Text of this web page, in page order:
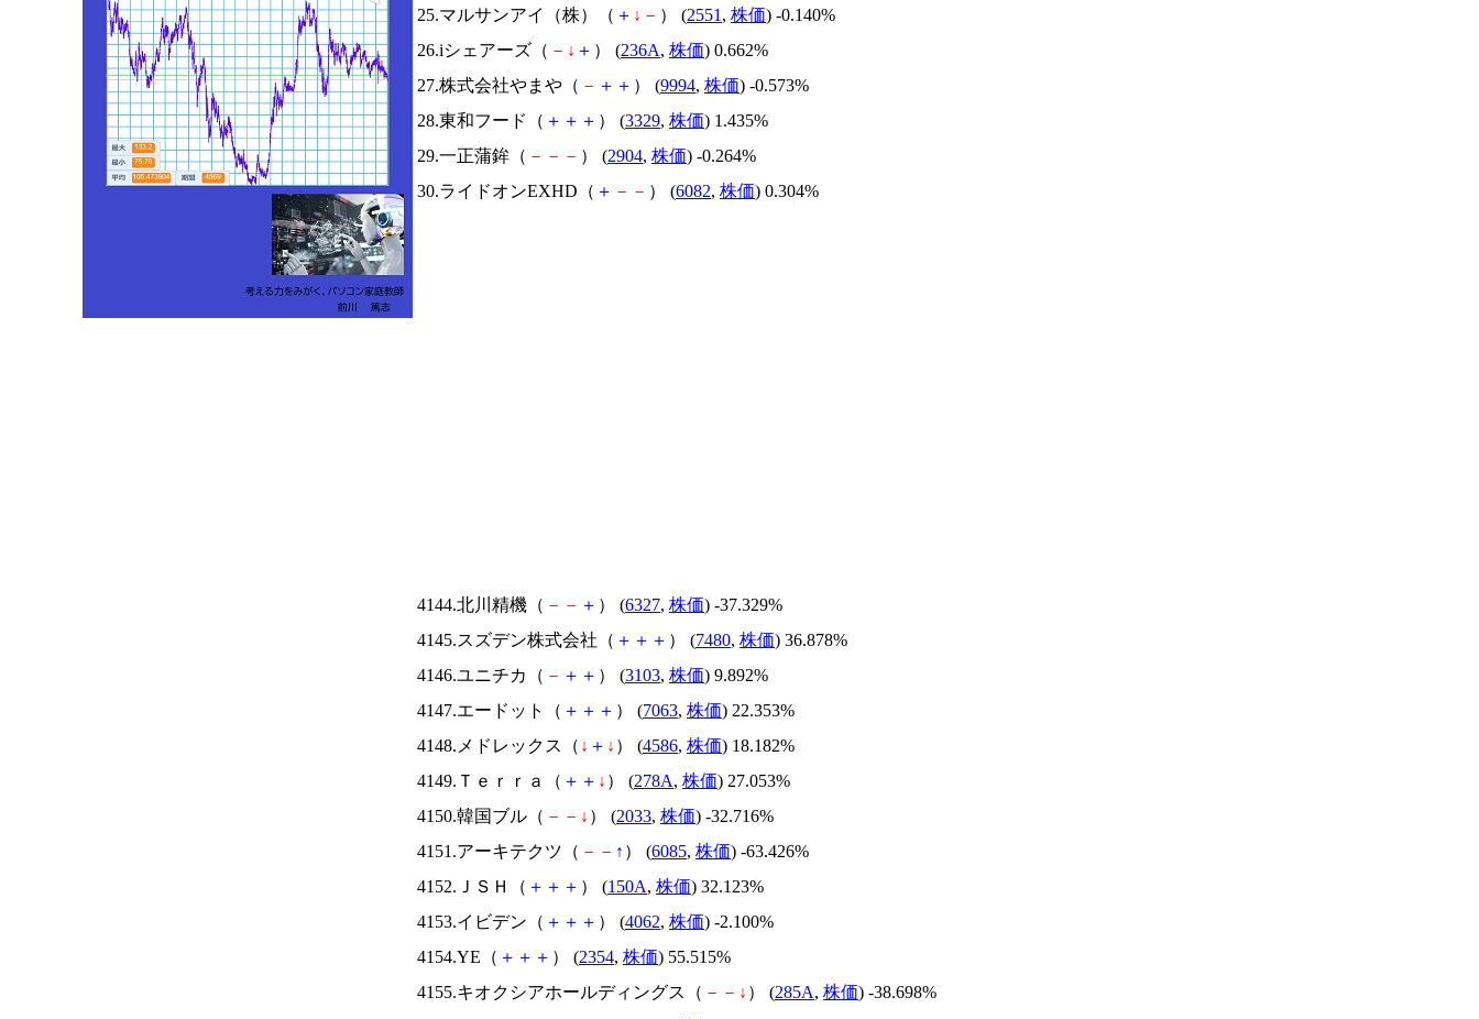
25.マルサンアイ（株）（ ＋ ↓ － ） (2551 , 株価) -0.140%
26.iシェアーズ（ － ↓ ＋ ） (236A, 株価) 0.662%
27.株式会社やまや（ － ＋ ＋ ） (9994, 株価) -0.573%
28.東和フード（ ＋ ＋ ＋ ） (3329, 株価) 1.435%
29.一正蒲鉾（ － － － ） (2904, 株価) -0.264%
30.ライドオンEXHD（ ＋ － － ） (6082, 株価) 0.304%
4144.北川精機（ － － ＋ ） (6327, 株価) -37.329%
4145.スズデン株式会社（ ＋ ＋ ＋ ） (7480, 株価) 36.878%
4146.ユニチカ（ － ＋ ＋ ） (3103, 株価) 9.892%
4147.エードット（ ＋ ＋ ＋ ） (7063, 株価) 22.353%
4148.メドレックス（ ↓ ＋ ↓ ） (4586, 株価) 18.182%
4149.Ｔｅｒｒａ（ ＋ ＋ ↓ ） (278A, 株価) 27.053%
4150.韓国ブル（ － － ↓ ） (2033, 株価) -32.716%
4151.アーキテクツ（ － － ↑ ） (6085, 株価) -63.426%
4152.ＪＳＨ（ ＋ ＋ ＋ ） (150A, 株価) 32.123%
4153.イビデン（ ＋ ＋ ＋ ） (4062, 株価) -2.100%
4154.YE（ ＋ ＋ ＋ ） (2354, 株価) 55.515%
4155.キオクシアホールディングス（ － － ↓ ） (285A, 株価) -38.698%